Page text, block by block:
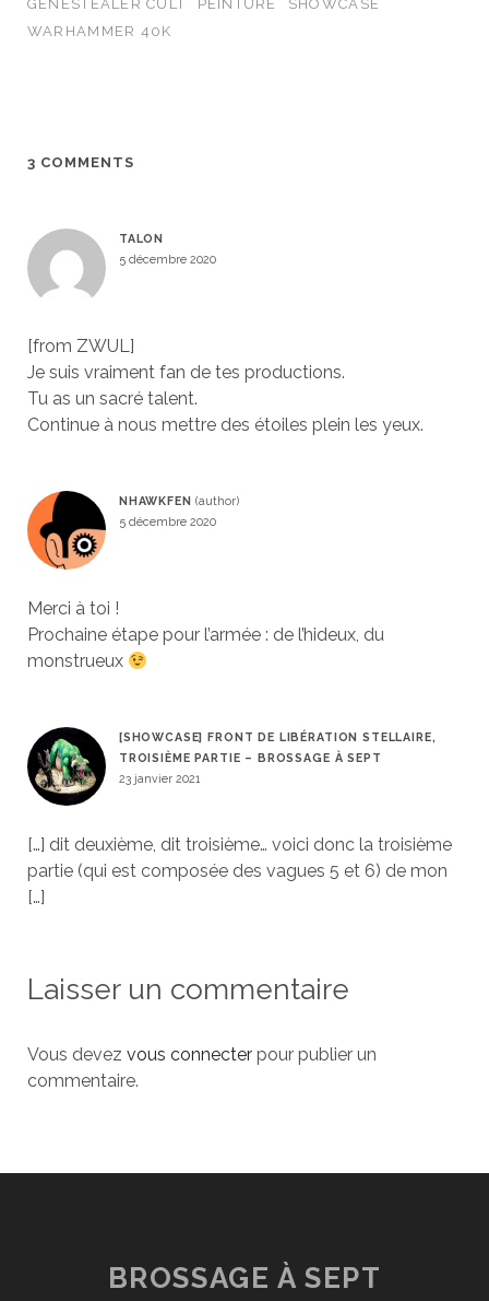
GENESTEALER CULT
PEINTURE
SHOWCASE
WARHAMMER 40K
3 COMMENTS
TALON
5 décembre 2020
[from ZWUL]
Je suis vraiment fan de tes productions.
Tu as un sacré talent.
Continue à nous mettre des étoiles plein les yeux.
NHAWKFEN
5 décembre 2020
Merci à toi !
Prochaine étape pour l’armée : de l’hideux, du
monstrueux
[SHOWCASE] FRONT DE LIBÉRATION STELLAIRE,
TROISIÈME PARTIE – BROSSAGE À SEPT
23 janvier 2021
[…] dit deuxième, dit troisième… voici donc la troisième
partie (qui est composée des vagues 5 et 6) de mon
[…]
Laisser un commentaire
Vous devez vous connecterpour publier un
commentaire.
BROSSAGE À SEPT